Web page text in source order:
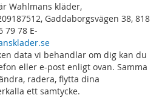
Wahlmans kläder,
Gaddaborgsvägen 38, 818
79 78 E-
data vi behandlar om dig kan du
eller e-post enligt ovan. Samma
radera, flytta dina
ett samtycke.